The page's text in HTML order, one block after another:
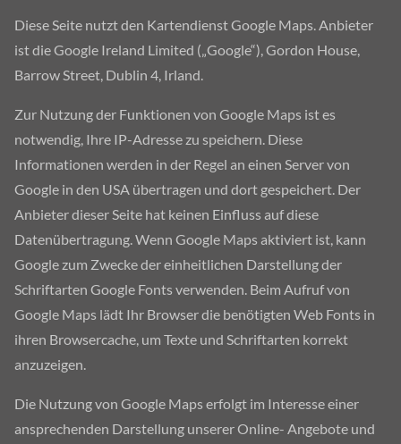
Diese Seite nutzt den Kartendienst Google Maps. Anbieter
ist die Google Ireland Limited („Google“), Gordon House,
Barrow Street, Dublin 4, Irland.
Zur Nutzung der Funktionen von Google Maps ist es
notwendig, Ihre IP-Adresse zu speichern. Diese
Informationen werden in der Regel an einen Server von
Google in den USA übertragen und dort gespeichert. Der
Anbieter dieser Seite hat keinen Einfluss auf diese
Datenübertragung. Wenn Google Maps aktiviert ist, kann
Google zum Zwecke der einheitlichen Darstellung der
Schriftarten Google Fonts verwenden. Beim Aufruf von
Google Maps lädt Ihr Browser die benötigten Web Fonts in
ihren Browsercache, um Texte und Schriftarten korrekt
anzuzeigen.
Die Nutzung von Google Maps erfolgt im Interesse einer
ansprechenden Darstellung unserer Online- Angebote und